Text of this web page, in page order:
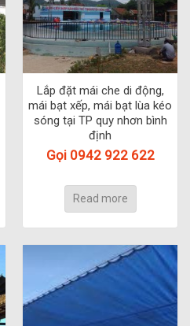
Lắp đặt mái che di động,
mái bạt xếp, mái bạt lùa kéo
sóng tại TP quy nhơn bình
định
Gọi 0942 922 622
Read more